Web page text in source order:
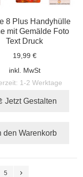
8 Plus Handyhülle
mit Gemälde Foto
Text Druck
19,99 €
inkl. MwSt
1-2 Werktage
Jetzt Gestalten
den Warenkorb
5